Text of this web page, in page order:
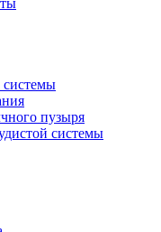
системы
пузыря
системы